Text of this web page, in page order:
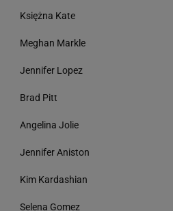
Księżna Kate
Meghan Markle
Jennifer Lopez
Brad Pitt
Angelina Jolie
Jennifer Aniston
Kim Kardashian
Selena Gomez